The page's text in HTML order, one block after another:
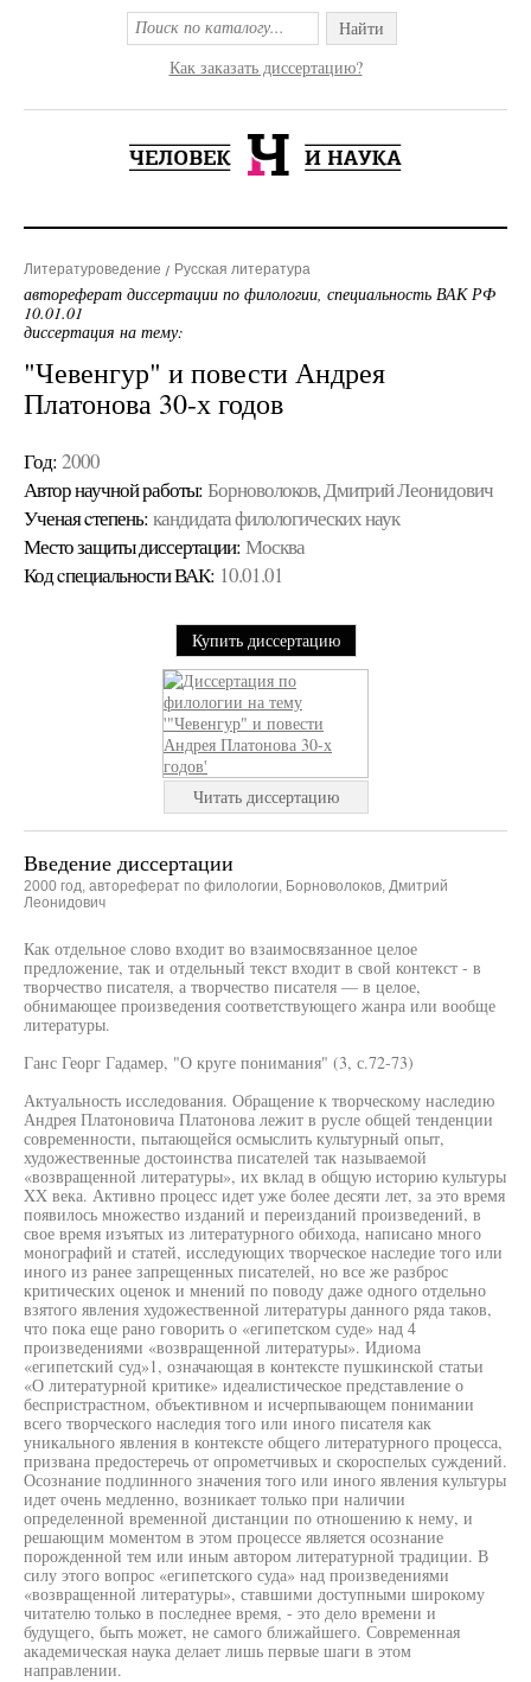
Найти
Как заказать диссертацию?
Литературоведение Русская литература
автореферат диссертации по филологии, специальность ВАК РФ
10.01.01
диссертация на тему:
"Чевенгур" и повести Андрея
Платонова 30-х годов
Год: 2000
Автор научной работы: Борноволоков, Дмитрий Леонидович
Ученая cтепень: кандидата филологических наук
Место защиты диссертации: Москва
Код cпециальности ВАК: 10.01.01
Купить диссертацию
Читать диссертацию
Введение диссертации
2000 год, автореферат по филологии, Борноволоков, Дмитрий
Леонидович
Как отдельное слово входит во взаимосвязанное целое
предложение, так и отдельный текст входит в свой контекст - в
творчество писателя, а творчество писателя — в целое,
обнимающее произведения соответствующего жанра или вообще
литературы.
Ганс Георг Гадамер, "О круге понимания" (3, с.72-73)
Актуальность исследования. Обращение к творческому наследию
Андрея Платоновича Платонова лежит в русле общей тенденции
современности, пытающейся осмыслить культурный опыт,
художественные достоинства писателей так называемой
«возвращенной литературы», их вклад в общую историю культуры
XX века. Активно процесс идет уже более десяти лет, за это время
появилось множество изданий и переизданий произведений, в
свое время изъятых из литературного обихода, написано много
монографий и статей, исследующих творческое наследие того или
иного из ранее запрещенных писателей, но все же разброс
критических оценок и мнений по поводу даже одного отдельно
взятого явления художественной литературы данного ряда таков,
что пока еще рано говорить о «египетском суде» над 4
произведениями «возвращенной литературы». Идиома
«египетский суд»1, означающая в контексте пушкинской статьи
«О литературной критике» идеалистическое представление о
беспристрастном, объективном и исчерпывающем понимании
всего творческого наследия того или иного писателя как
уникального явления в контексте общего литературного процесса,
призвана предостеречь от опрометчивых и скороспелых суждений.
Осознание подлинного значения того или иного явления культуры
идет очень медленно, возникает только при наличии
определенной временной дистанции по отношению к нему, и
решающим моментом в этом процессе является осознание
порожденной тем или иным автором литературной традиции. В
силу этого вопрос «египетского суда» над произведениями
«возвращенной литературы», ставшими доступными широкому
читателю только в последнее время, - это дело времени и
будущего, быть может, не самого ближайшего. Современная
академическая наука делает лишь первые шаги в этом
направлении.